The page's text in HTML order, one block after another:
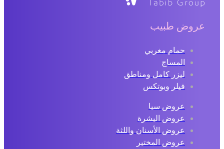
عروض طبيب
حمام مغربي
المساج
ليزر كامل ومناطق
فيلر وبوتكس
عروض سبا
عروض البشرة
عروض الأسنان واللثة
عروض المختبر